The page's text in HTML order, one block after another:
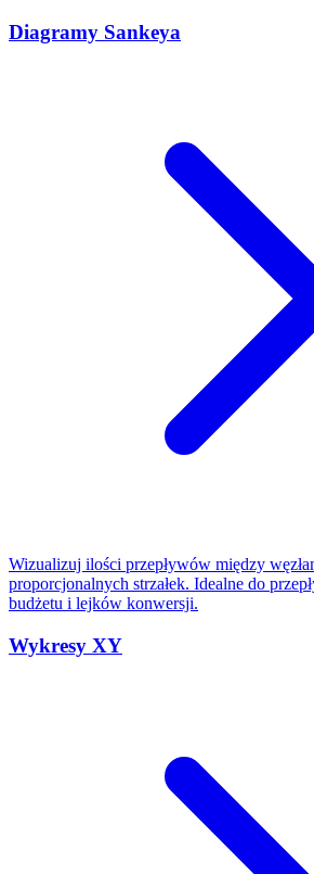
Diagramy Sankeya
Wizualizuj ilości przepływów między
proporcjonalnych strzałek. Idealne do
budżetu i lejków konwersji.
Wykresy XY